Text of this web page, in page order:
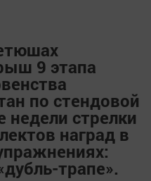
9 этапа
по стендовой
недели стрелки
наград в
трапе».